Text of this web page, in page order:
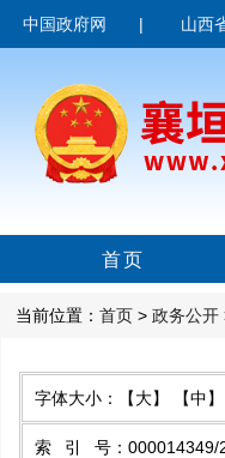
中国政府网 | 山西
首页
当前位置： 首页 > 政务公开
字体大小： 【大】 【中】
索引号 ： 000014349/